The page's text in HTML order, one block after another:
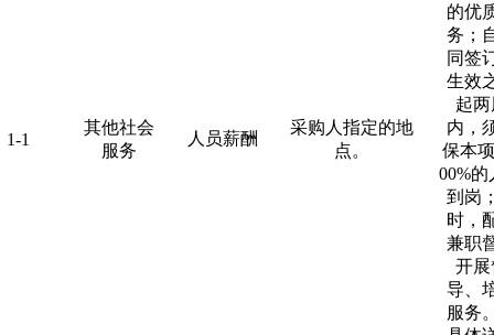
1-1
其他社会
服务
人员薪酬
采购人指定的地
点。
的优
务；
同签
生效
起两
内，
保本
00%的
到岗
时，
兼职
开展
导、
服务